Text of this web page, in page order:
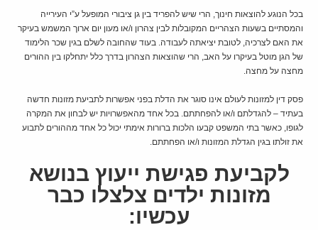
בכל הנוגע להוצאות חינוך, הרי שיש להפריד בין גן ציבורי המופעל ע”י העירייה
והמסתיים בשעות הצהריים המקובלות לבין צהרון ו/או מעון יום ארוך המשמש בעיקר
את האם לצרכיה, לטובת יציאתה לעבודה. בעוד שהחובה לשלם בגין שכר הלימוד
של הגן מוטל בעיקרו על האב, הרי שהוצאות הצהרון בדרך כלל יתחלקו בין ההורים
מחצה על מחצה.
פסק דין למזונות לעולם אינו סוגר את הדלת בפני אפשרות לתביעת מזונות חדשה
בעתיד – להגדלתם ו/או להפחתתם. בכל אחד מהאפשרויות יש לבחון את המקרה
לגופו, כאשר בתי המשפט קבעו הלכות ברורות אימתי יכול כל אחד מההורים לתבוע
את זולתו בגין הגדלת המזונות ו/או הפחתתם.
לקביעת פגישת ייעוץ בנושא
מזונות ילדים צלצלו כבר
עכשיו: